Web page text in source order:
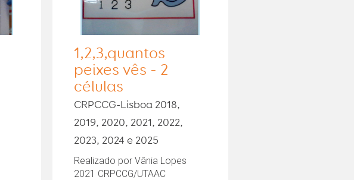
1,2,3,quantos
peixes vês - 2
células
CRPCCG-Lisboa 2018,
2019, 2020, 2021, 2022,
2023, 2024 e 2025
Realizado por Vânia Lopes
2021 CRPCCG/UTAAC